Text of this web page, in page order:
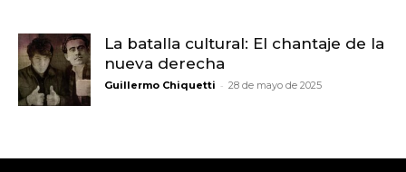
La batalla cultural: El chantaje de la
nueva derecha
Guillermo Chiquetti - 28 de mayo de 2025